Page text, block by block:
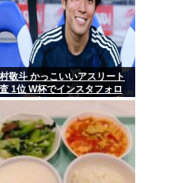
は凄かったよな。わずか1
敬斗 かっこいいアスリート
1位 W杯でインスタフォロ
127万増 人気爆発 …2位 高
藍 3位 大谷翔平